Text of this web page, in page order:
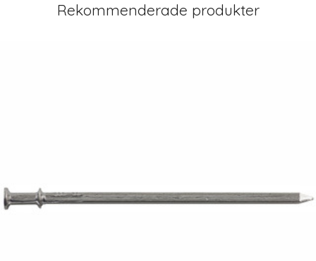
Rekommenderade produkter